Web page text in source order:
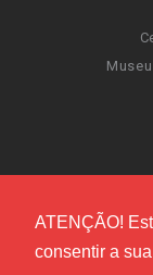
ATENÇÃO!
consentir a